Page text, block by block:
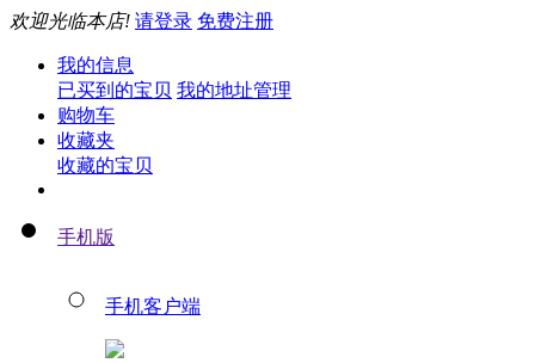
欢迎光临本店! 请登录 免费注册
我的信息
已买到的宝贝 我的地址管理
购物车
收藏夹
收藏的宝贝
手机版
手机客户端